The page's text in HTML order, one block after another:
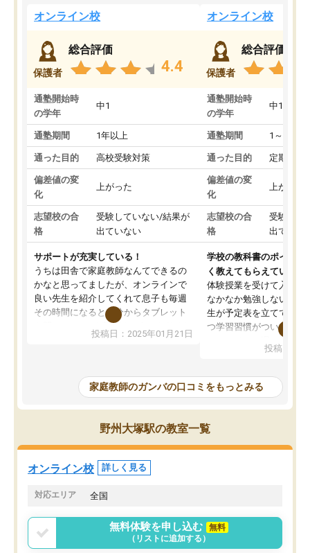
オンライン校
保護者
総合評価
4.4
通塾開始時
の学年
中1
通塾期間 1年以上
通った目的 高校受験対策
偏差値の変
化
上がった
志望校の合
格
受験していない/結果が
出ていない
サポートが充実している！
うちは田舎で家庭教師なんてできるの
かなと思ってましたが、オンラインで
良い先生を紹介してくれて息子も毎週
その時間になると自分からタブレット
を開いてzoomを繋げるようになりまし
た！5科目なんでもOKなのもとても気
めて1年ほどだった今では平均点以上の
科目が増えてきました！あと1年受験ま
であるので無料の週末教室を使用しな
がら頑張って欲しいと思います！
投稿日：2025年01月21日
オンライン校
保護者
総合評価
通塾開始時
の学年
中1
通塾期間 1～3ヵ月
通った目的 定期テス
偏差値の変
化
上がった
志望校の合
格
受験して
出ていな
学校の教科書のポイント
く教えてもらえている
体験授業を受けて入塾し
なかなか勉強しない息子
生が予定表を立ててくれ
つ学習習慣がついてきま
指導が無い日も予定表
問できるのでとても助か
投稿日：
家庭教師のガンバの口コミをもっとみる
野州大塚駅の教室一覧
オンライン校 詳しく見る
対応エリア 全国
無料体験を申し込む
無料
（リストに追加する）